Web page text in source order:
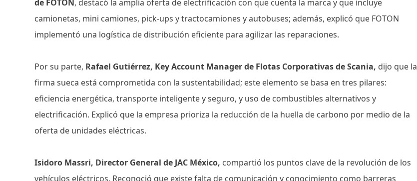
de FOTON, destacó la amplia oferta de electrificación con que cuenta la marca y que incluye
camionetas, mini camiones, pick-ups y tractocamiones y autobuses; además, explicó que FOTON
implementó una logística de distribución eficiente para agilizar las reparaciones.
Por su parte, Rafael Gutiérrez, Key Account Manager de Flotas Corporativas de Scania, dijo que la
firma sueca está comprometida con la sustentabilidad; este elemento se basa en tres pilares:
eficiencia energética, transporte inteligente y seguro, y uso de combustibles alternativos y
electrificación. Explicó que la empresa prioriza la reducción de la huella de carbono por medio de la
oferta de unidades eléctricas.
Isidoro Massri, Director General de JAC México, compartió los puntos clave de la revolución de los
vehículos eléctricos. Reconoció que existe falta de comunicación y conocimiento como barreras